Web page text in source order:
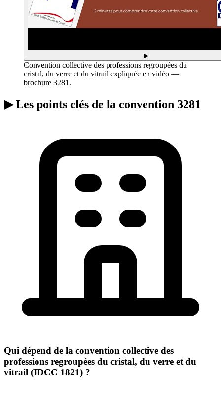
▶
Convention collective des professions regroupées du
cristal, du verre et du vitrail expliquée en vidéo —
brochure 3281.
▶Les points clés de la convention 3281
Qui dépend de la convention collective des
professions regroupées du cristal, du verre et du
vitrail (IDCC 1821) ?